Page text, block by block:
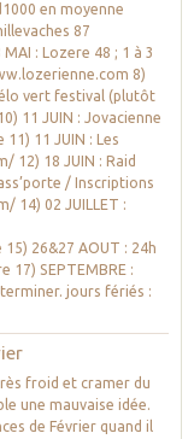
en moyenne
87
: Lozere 48 ; 1 à 3
8)
vert festival (plutôt
11 JUIN : Jovacienne
11 JUIN : Les
12) 18 JUIN : Raid
/ Inscriptions
14) 02 JUILLET :
26&27 AOUT : 24h
17) SEPTEMBRE :
jours fériés :
froid et cramer du
une mauvaise idée.
de Février quand il